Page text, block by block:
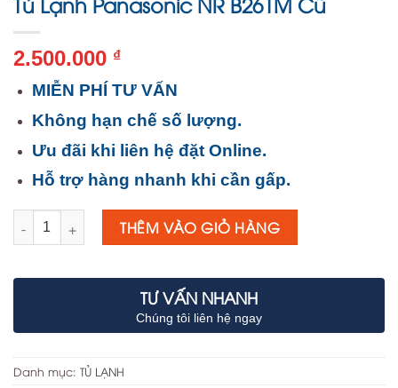
2.500.000 ₫
MIỄN PHÍ TƯ VẤN
Không hạn chế số lượng.
Ưu đãi khi liên hệ đặt Online.
Hỗ trợ hàng nhanh khi cần gấp.
Số lượng THÊM VÀO GIỎ HÀNG
TƯ VẤN NHANH
Chúng tôi liên hệ ngay
Danh mục: TỦ LẠNH